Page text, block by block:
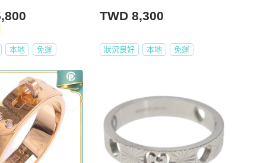
本地 免運
TWD 8,300
狀況良好 本地 免運